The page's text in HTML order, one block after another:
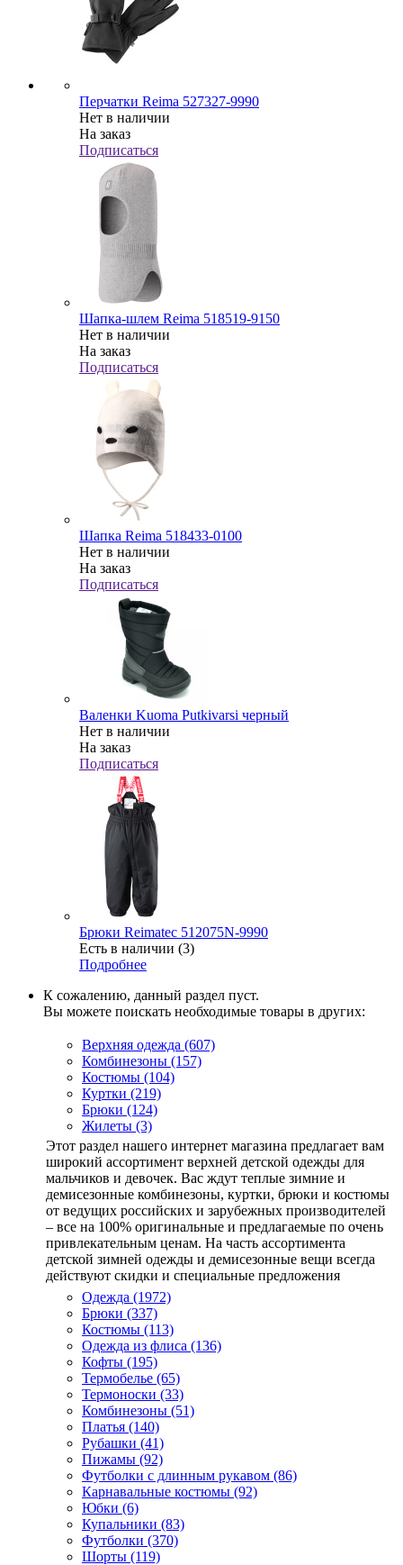
Перчатки Reima 527327-9990
Нет в наличии
На заказ
Подписаться
Шапка-шлем Reima 518519-9150
Нет в наличии
На заказ
Подписаться
Шапка Reima 518433-0100
Нет в наличии
На заказ
Подписаться
Валенки Kuoma Putkivarsi черный
Нет в наличии
На заказ
Подписаться
Брюки Reimatec 512075N-9990
Есть в наличии (3)
Подробнее
К сожалению, данный раздел пуст.
Вы можете поискать необходимые товары в других:
Верхняя одежда (607)
Комбинезоны (157)
Костюмы (104)
Куртки (219)
Брюки (124)
Жилеты (3)
Этот раздел нашего интернет магазина предлагает вам
широкий ассортимент верхней детской одежды для
мальчиков и девочек. Вас ждут теплые зимние и
демисезонные комбинезоны, куртки, брюки и костюмы
от ведущих российских и зарубежных производителей
– все на 100% оригинальные и предлагаемые по очень
привлекательным ценам. На часть ассортимента
детской зимней одежды и демисезонные вещи всегда
действуют скидки и специальные предложения
Одежда (1972)
Брюки (337)
Костюмы (113)
Одежда из флиса (136)
Кофты (195)
Термобелье (65)
Термоноски (33)
Комбинезоны (51)
Платья (140)
Рубашки (41)
Пижамы (92)
Футболки с длинным рукавом (86)
Карнавальные костюмы (92)
Юбки (6)
Купальники (83)
Футболки (370)
Шорты (119)